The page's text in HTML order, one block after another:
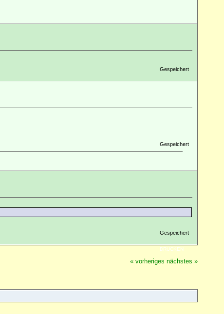
Gespeichert
Gespeichert
Gespeichert
DRUCKEN
« vorheriges nächstes »